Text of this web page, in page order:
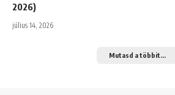
2026)
július 14, 2026
Mutasd a többit...